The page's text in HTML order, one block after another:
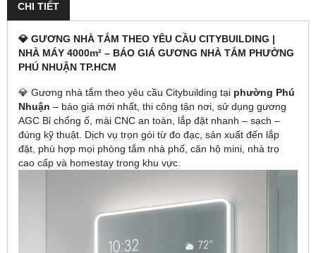
CHI TIẾT
💎 GƯƠNG NHÀ TẮM THEO YÊU CẦU CITYBUILDING |
NHÀ MÁY 4000m² – BÁO GIÁ GƯƠNG NHÀ TẮM PHƯỜNG
PHÚ NHUẬN TP.HCM
💎 Gương nhà tắm theo yêu cầu Citybuilding tại phường Phú
Nhuận – báo giá mới nhất, thi công tận nơi, sử dụng gương
AGC Bỉ chống ố, mài CNC an toàn, lắp đặt nhanh – sạch –
đúng kỹ thuật. Dịch vụ trọn gói từ đo đạc, sản xuất đến lắp
đặt, phù hợp mọi phòng tắm nhà phố, căn hộ mini, nhà trọ
cao cấp và homestay trong khu vực.